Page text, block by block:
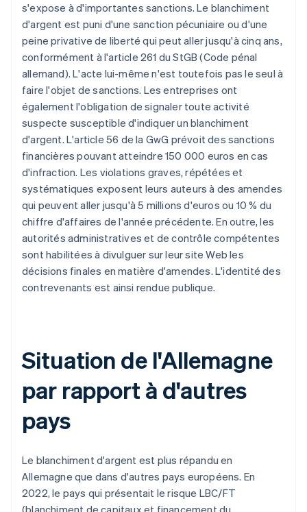
s'expose à d'importantes sanctions. Le blanchiment
d'argent est puni d'une sanction pécuniaire ou d'une
peine privative de liberté qui peut aller jusqu'à cinq ans,
conformément à l'article 261 du StGB (Code pénal
allemand). L'acte lui-même n'est toutefois pas le seul à
faire l'objet de sanctions. Les entreprises ont
également l'obligation de signaler toute activité
suspecte susceptible d'indiquer un blanchiment
d'argent. L'article 56 de la GwG prévoit des sanctions
financières pouvant atteindre 150 000 euros en cas
d'infraction. Les violations graves, répétées et
systématiques exposent leurs auteurs à des amendes
qui peuvent aller jusqu'à 5 millions d'euros ou 10 % du
chiffre d'affaires de l'année précédente. En outre, les
autorités administratives et de contrôle compétentes
sont habilitées à divulguer sur leur site Web les
décisions finales en matière d'amendes. L'identité des
contrevenants est ainsi rendue publique.
Situation de l'Allemagne
par rapport à d'autres
pays
Le blanchiment d'argent est plus répandu en
Allemagne que dans d'autres pays européens. En
2022, le pays qui présentait le risque LBC/FT